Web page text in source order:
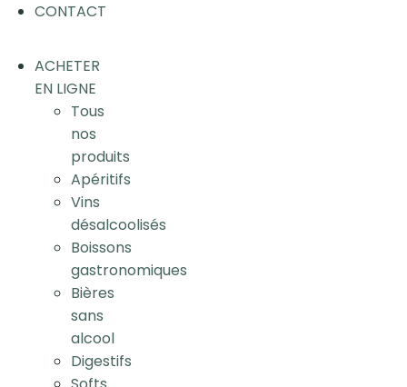
CONTACT
ACHETER
EN LIGNE
Tous
nos
produits
Apéritifs
Vins
désalcoolisés
Boissons
gastronomiques
Bières
sans
alcool
Digestifs